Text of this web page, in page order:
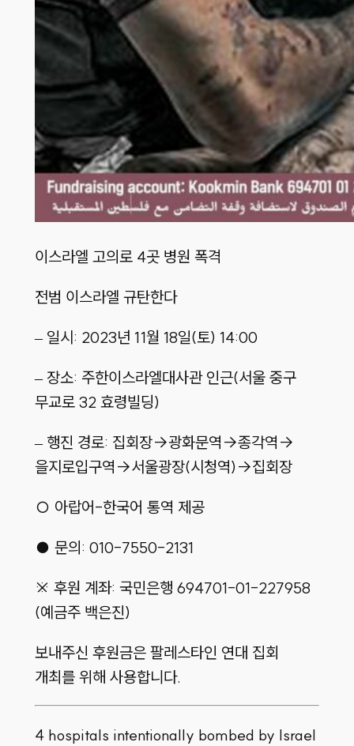
이스라엘 고의로 4곳 병원 폭격
전범 이스라엘 규탄한다
– 일시: 2023년 11월 18일(토) 14:00
– 장소: 주한이스라엘대사관 인근(서울 중구
무교로 32 효령빌딩)
– 행진 경로: 집회장→광화문역→종각역→
을지로입구역→서울광장(시청역)→집회장
○ 아랍어-한국어 통역 제공
● 문의: 010-7550-2131
※ 후원 계좌: 국민은행 694701-01-227958
(예금주 백은진)
보내주신 후원금은 팔레스타인 연대 집회
개최를 위해 사용합니다.
4 hospitals intentionally bombed by Israel